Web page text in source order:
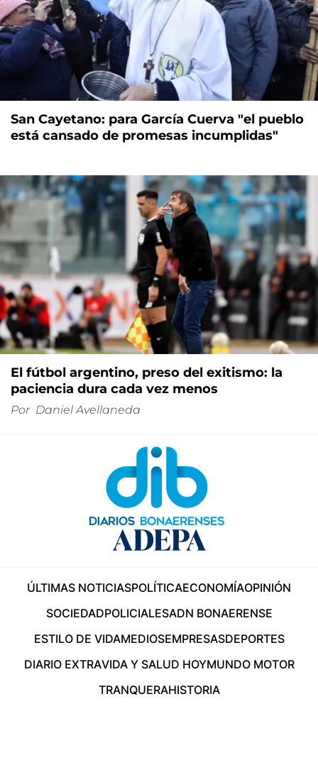
San Cayetano: para García Cuerva "el pueblo
está cansado de promesas incumplidas"
El fútbol argentino, preso del exitismo: la
paciencia dura cada vez menos
Por Daniel Avellaneda
ÚLTIMAS NOTICIASPOLÍTICAECONOMÍAOPINIÓN
SOCIEDADPOLICIALESADN BONAERENSE
ESTILO DE VIDAMEDIOSEMPRESASDEPORTES
DIARIO EXTRAVIDA Y SALUD HOYMUNDO MOTOR
TRANQUERAHISTORIA